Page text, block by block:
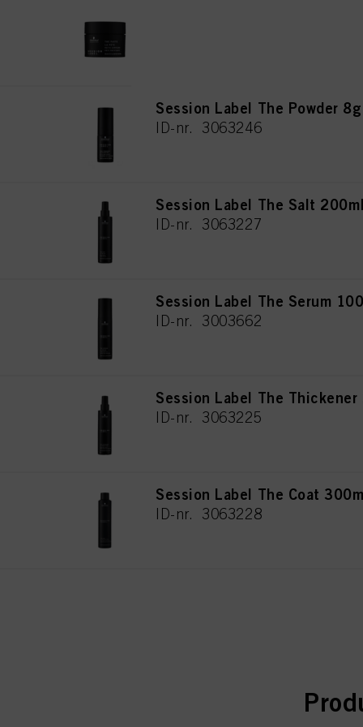
Session Label The Powder 8g
ID-nr. 3063246
Session Label The Salt 200ml
ID-nr. 3063227
Session Label The Serum
ID-nr. 3003662
Session Label The Thickener
ID-nr. 3063225
Session Label The Coat
ID-nr. 3063228